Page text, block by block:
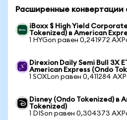
Расширенные конвертации
iBoxx $ High Yield
Tokenized) в American
1 HYGon равен 0,241972
Direxion Daily Semi Bull 3X
American Express (Ondo
1 SOXLon равен 0,411284
Disney (Ondo Tokenized) в
Tokenized)
1 DISon равен 0,304373